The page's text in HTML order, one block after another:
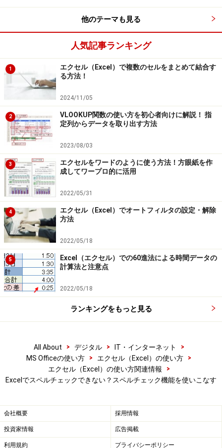
メッセージだけが表示されます。
スペルチェック終了
スペルミスの修正を元に戻したい
もし、スペルミスを修正したあと、修正の必要がなかっ
たことに気付いた場合は、直前の修正に限り、元に戻す
ことができます。
「直前の修正を元に戻す」ボタンをクリック
スペルミスではない英単語を登録する
また、「スペルミスと判断された英単語に間違いがな
い」、つまり「Excelの辞書にないだけでスペルミスでは
ない」という場合は、「辞書に追加」ボタンをクリック
することで、入力されている英単語をExcelの辞書に登録
することができます。これで、登録した英単語について
は、スペルミスと判断されなくなります。
Excelの辞書に英単語を登録
他のテーマも見る
人気記事ランキング
1
エクセル（Excel）で複数のセルをまとめて結合す
る方法！
2024/11/05
2
VLOOKUP関数の使い方を初心者向けに解説！ 指
定列からデータを取り出す方法
2023/08/03
3
エクセルをワードのように使う方法！方眼紙を作
成してワープロ的に活用
2022/05/31
4
エクセル（Excel）でオートフィルタの設定・解除
方法
2022/05/18
5
Excel（エクセル）での60進法による時間データの
計算法と注意点
2022/05/18
ランキングをもっと見る
All About > デジタル > IT・インターネット
>
MS Officeの使い方
> エクセル（Excel）の使い方
>
エクセル（Excel）の使い方関連情報
>
Excelでスペルチェックできない？スペルチェック機能を使いこなす
会社概要 採用情報
投資家情報 広告掲載
利用規約 プライバシーポリシー